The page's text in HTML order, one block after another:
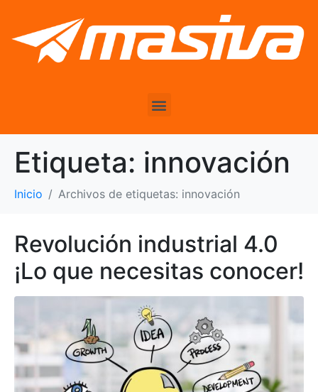
Etiqueta: innovación
Inicio Archivos de etiquetas: innovación
Revolución industrial 4.0
¡Lo que necesitas conocer!